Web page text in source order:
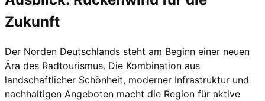
Zukunft
Der Norden Deutschlands steht am Beginn einer neuen
Ära des Radtourismus. Die Kombination aus
landschaftlicher Schönheit, moderner Infrastruktur und
nachhaltigen Angeboten macht die Region für aktive